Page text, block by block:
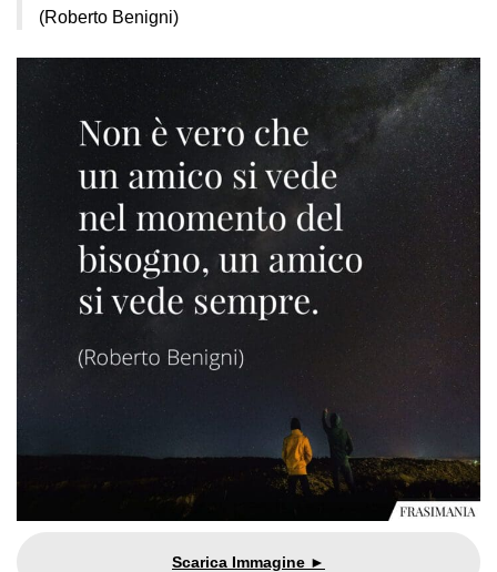
(Roberto Benigni)